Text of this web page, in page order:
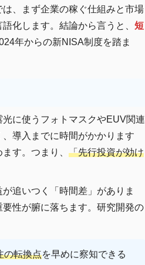
、まず企業の稼ぐ仕組みと市場
化します。結論から言うと、 短
年からの新NISA制度を踏ま
に使うフォトマスクやEUV関連
導入までに時間がかかります
す。つまり、 「先行投資が効け
追いつく「時間差」がありま
性が腑に落ちます。研究開発の
の転換点を早めに察知できる